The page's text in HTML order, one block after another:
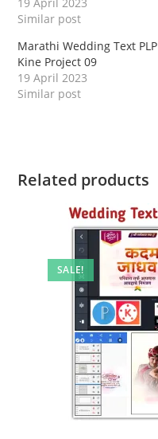
Similar post
Marathi Wedding Text PLP
Kine Project 09
19 April 2023
Similar post
Related products
SALE!